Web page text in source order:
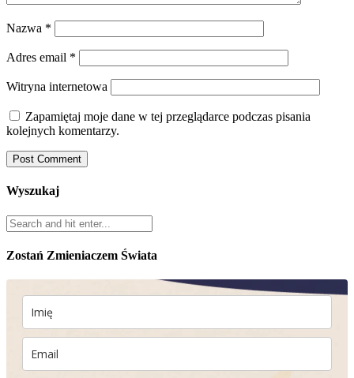
Nazwa *
Adres email *
Witryna internetowa
Zapamiętaj moje dane w tej przeglądarce podczas pisania
kolejnych komentarzy.
Wyszukaj
Zostań Zmieniaczem Świata